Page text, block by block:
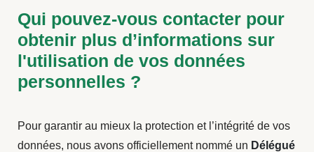
Qui pouvez-vous contacter pour
obtenir plus d’informations sur
l'utilisation de vos données
personnelles ?
Pour garantir au mieux la protection et l’intégrité de vos
données, nous avons officiellement nommé un Délégué